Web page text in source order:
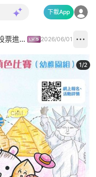
下載App
「我的Chill賞假期」填色比賽投票進行中✅ 2026/06/01
1/2